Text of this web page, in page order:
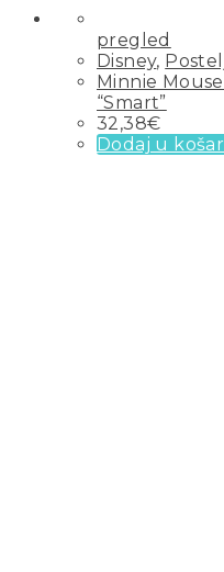
pregled
Disney,
Minnie
“Smart”
32,38€
Dodaj u